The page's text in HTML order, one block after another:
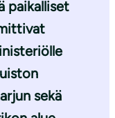
paikalliset
sekä